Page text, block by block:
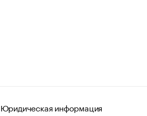
Юридическая информация